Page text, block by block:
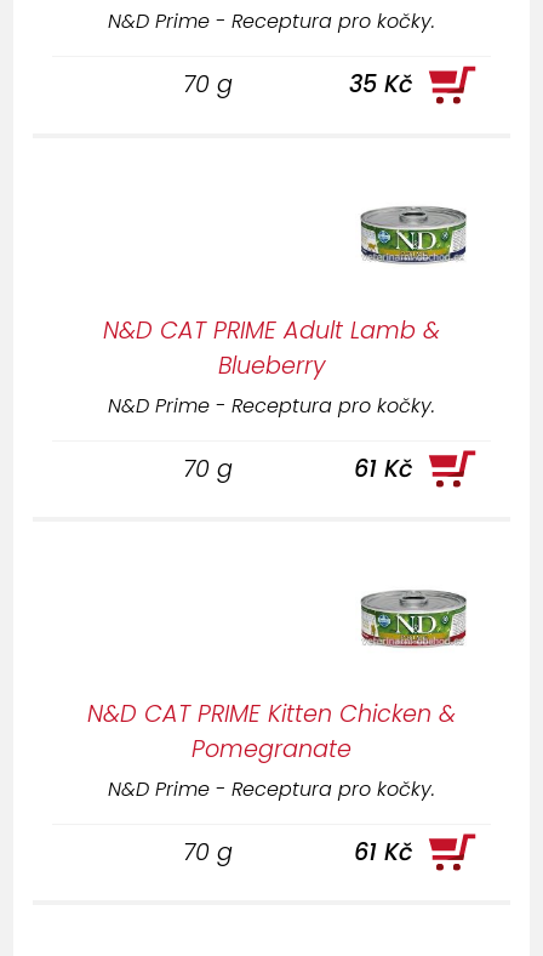
N&D Prime - Receptura pro kočky.
70 g 35 Kč
N&D CAT PRIME Adult Lamb &
Blueberry
N&D Prime - Receptura pro kočky.
70 g 61 Kč
N&D CAT PRIME Kitten Chicken &
Pomegranate
N&D Prime - Receptura pro kočky.
70 g 61 Kč